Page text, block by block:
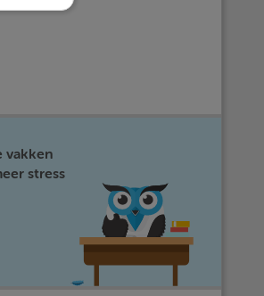
vakken
stress